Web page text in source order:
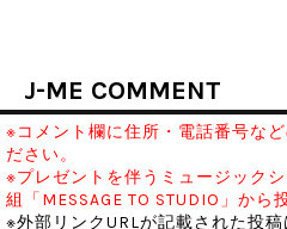
J-ME COMMENT
※コメント欄に住所・電話番号な
ださい。
※プレゼントを伴うミュージック
組「MESSAGE TO STUDIO」から
※外部リンクURLが記載された投